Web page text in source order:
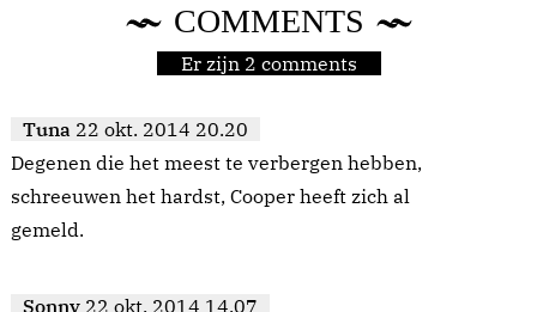
COMMENTS
Er zijn 2 comments
Tuna 22 okt. 2014 20.20
Degenen die het meest te verbergen hebben,
schreeuwen het hardst, Cooper heeft zich al
gemeld.
Sonny 22 okt. 2014 14.07